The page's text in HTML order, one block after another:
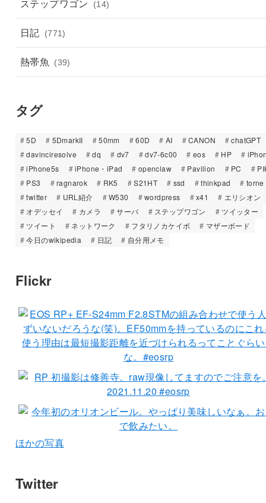
ステップワゴン (14)
日記 (771)
熱帯魚 (39)
タグ
5D 5DmarkII 50mm 60D AI CANON
chatGPT
davinciresolve
dq dv7 dv7-6c00 eos HP
iPhone5s
iPhone・iPad openclaw Pavilion PC
PS3
ragnarok RK5 S21HT ssd thinkpad
torne
twitter
URL紹介 W530 wordpress x41
エリシオン
オデッセイ
カメラ サーバ ステップワゴン
ツイッター
ツイート
ネットワーク フタリノカケイボ
マザーボード
今日のwikipedia
日記 自分用メモ
Flickr
ほかの写真
Twitter